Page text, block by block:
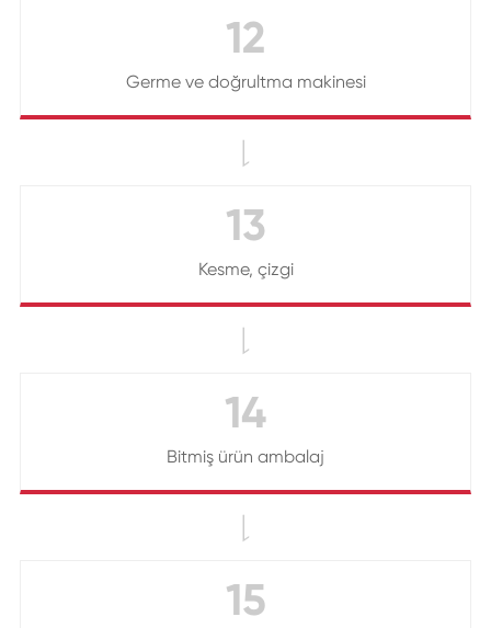
12
Germe ve doğrultma makinesi

13
Kesme, çizgi

14
Bitmiş ürün ambalaj

15